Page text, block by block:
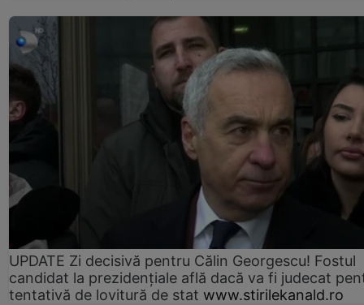
UPDATE Zi decisivă pentru Călin Georgescu! Fostul
candidat la prezidențiale află dacă va fi judecat
tentativă de lovitură de stat www.stirilekanald.ro